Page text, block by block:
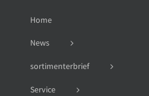
Home
News
sortimenterbrief
Service